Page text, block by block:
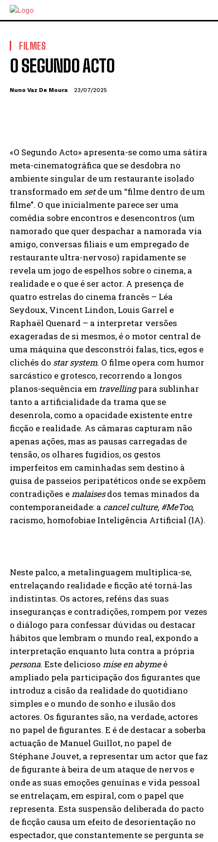
FILMES
O SEGUNDO ACTO
Nuno Vaz De Moura 23/07/2025
«O Segundo Acto» apresenta-se como uma sátira
meta-cinematográfica que se desdobra no
ambiente singular de um restaurante isolado
transformado em setde um “filme dentro de um
filme”. O que inicialmente parece ser uma
comédia sobre encontros e desencontros (um
namorado que quer despachar a namorada via
amigo, conversas filiais e um empregado de
restaurante ultra-nervoso) rapidamente se
revela um jogo de espelhos sobre o cinema, a
realidade e o que é ser actor. A presença de
quatro estrelas do cinema francês – Léa
Seydoux, Vincent Lindon, Louis Garrel e
Raphaël Quenard – a interpretar versões
exageradas de si mesmos, é o motor central de
uma máquina que desconstrói falas, tics, egos e
clichés do star system. O filme opera com humor
sarcástico e grotesco, recorrendo a longos
planos-sequência em travellingpara sublinhar
tanto a artificialidade da trama que se
desenrola, como a opacidade existente entre
ficção e realidade. As câmaras capturam não
apenas ações, mas as pausas carregadas de
tensão, os olhares fugidios, os gestos
imperfeitos em caminhadas sem destino à
guisa de passeios peripatéticos onde se expõem
contradições emalaisesdos temas minados da
contemporaneidade: a cancel culture, #MeToo,
racismo, homofobiae Inteligência Artificial (IA).
Neste palco, a metalinguagem multiplica-se,
entrelaçando realidade e ficção até torná‑las
indistintas. Os actores, reféns das suas
inseguranças e contradições, rompem por vezes
o diálogo para confessar dúvidas ou destacar
hábitos que lembram o mundo real, expondo a
interpretação enquanto luta contra a própria
persona. Este delicioso mise en abymeé
ampliado pela participação dos figurantes que
introduz a cisão da realidade do quotidiano
simples e o mundo de sonho e ilusão dos
actores. Os figurantes são, na verdade, actores
no papel de figurantes. E é de destacar a soberba
actuação de Manuel Guillot, no papel de
Stéphane Jouvet, a representar um actor que faz
de figurante à beira de um ataque de nervos e
onde as suas emoções genuínas e vida pessoal
se entrelaçam, em espiral, com o papel que
representa. Esta suspensão deliberada do pacto
de ficção causa um efeito de desorientação no
espectador, que constantemente se pergunta se